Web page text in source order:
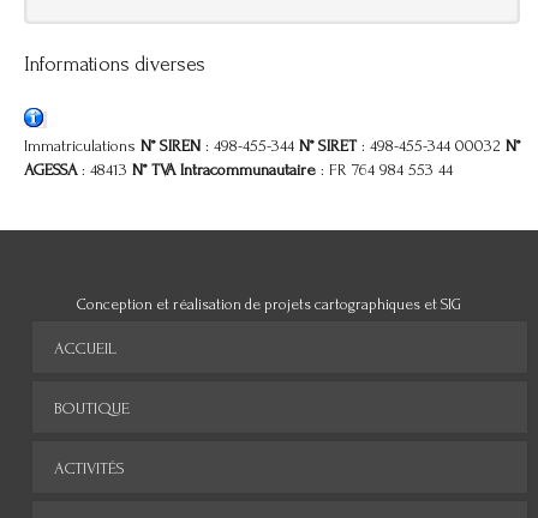
Informations diverses
Immatriculations N° SIREN : 498-455-344 N° SIRET: 498-455-344 00032 N°
AGESSA: 48413 N° TVA Intracommunautaire : FR 764 984 553 44
Conception et réalisation de projets cartographiques et SIG
ACCUEIL
BOUTIQUE
ACTIVITÉS